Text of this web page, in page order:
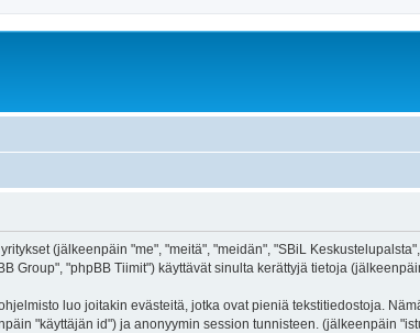
(jälkeenpäin "me", "meitä", "meidän", "SBiL
Group", "phpBB Tiimit") käyttävät sinulta kerättyjä tietoja
luo joitakin evästeitä, jotka ovat pieniä tekstitiedostoja.
"käyttäjän id") ja anonyymin session tunnisteen. (jälkeenpäin